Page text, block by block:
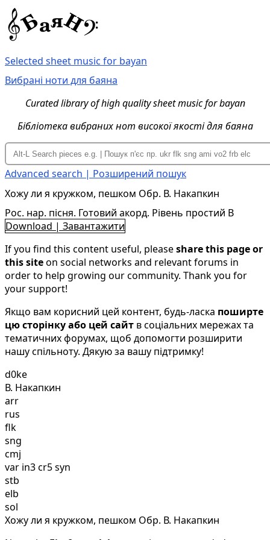
Selected sheet music for bayan
Вибрані ноти для баяна
Curated library of high quality sheet music for bayan
Бібліотека вибраних нот високої якості для баяна
Advanced search | Розширений пошук
Хожу ли я кружком, пешком Обр. В. Накапкин
Рос. нар. пісня. Готовий акорд. Рівень простий B
Download | Завантажити
If you find this content useful, pleaseshare this page or
this siteon social networks and relevant forums in
order to help growing our community. Thank you for
your support!
Якщо вам корисний цей контент, будь-ласка поширте
цю сторінку або цей сайт в соціальних мережах та
тематичних форумах, щоб допомогти розширити
нашу спільноту. Дякую за вашу підтримку!
d0ke
В. Накапкин
arr
rus
flk
sng
cmj
var in3 cr5 syn
stb
elb
sol
Хожу ли я кружком, пешком Обр. В. Накапкин